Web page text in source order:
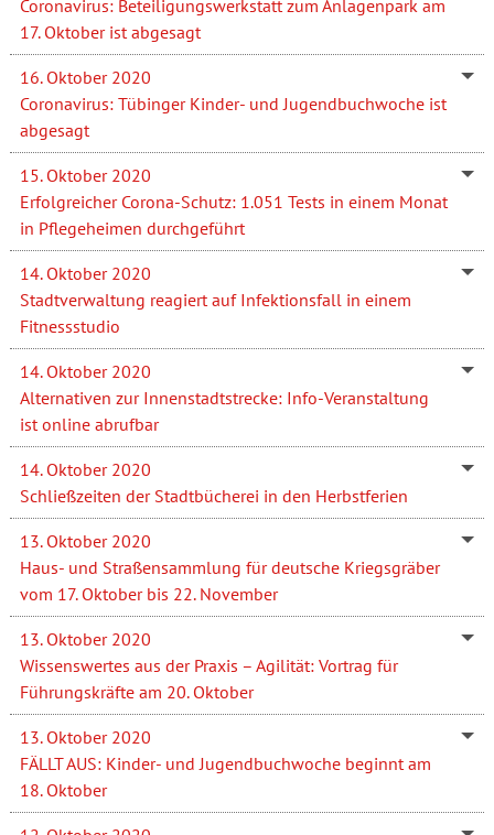
Coronavirus: Beteiligungswerkstatt zum Anlagenpark am
17. Oktober ist abgesagt
16. Oktober 2020
Coronavirus: Tübinger Kinder- und Jugendbuchwoche ist
abgesagt
15. Oktober 2020
Erfolgreicher Corona-Schutz: 1.051 Tests in einem Monat
in Pflegeheimen durchgeführt
14. Oktober 2020
Stadtverwaltung reagiert auf Infektionsfall in einem
Fitnessstudio
14. Oktober 2020
Alternativen zur Innenstadtstrecke: Info-Veranstaltung
ist online abrufbar
14. Oktober 2020
Schließzeiten der Stadtbücherei in den Herbstferien
13. Oktober 2020
Haus- und Straßensammlung für deutsche Kriegsgräber
vom 17. Oktober bis 22. November
13. Oktober 2020
Wissenswertes aus der Praxis – Agilität: Vortrag für
Führungskräfte am 20. Oktober
13. Oktober 2020
FÄLLT AUS: Kinder- und Jugendbuchwoche beginnt am
18. Oktober